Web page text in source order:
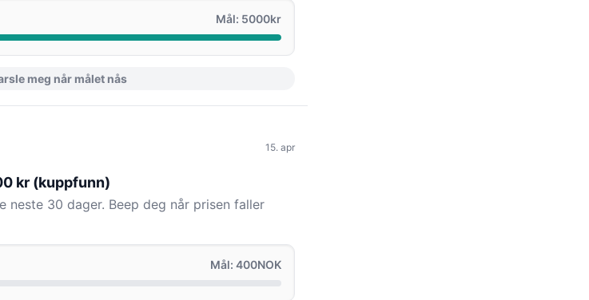
Mål: 5000kr
meg når målet nås
15. apr
kr (kuppfunn)
neste 30 dager. Beep deg når prisen faller
Mål: 400NOK